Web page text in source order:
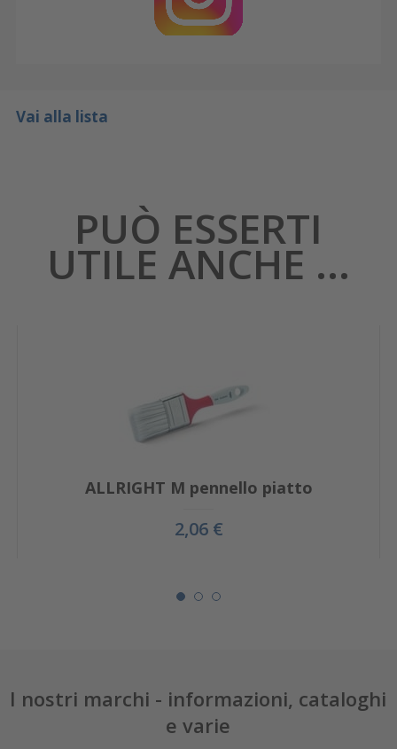
Vai alla lista
PUÒ ESSERTI
UTILE ANCHE ...
ALLRIGHT M pennello piatto
2,06 €
I nostri marchi - informazioni, cataloghi
e varie